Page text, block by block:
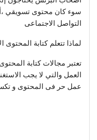
سوء كان محتوى تسويقي
التواصل الاجتماعى
لماذا تتعلم كتابة المحتوى
تعتبر مجالات كتابة
العمل والتي لا يجب
عمل حر فى المحتوى و تكسر